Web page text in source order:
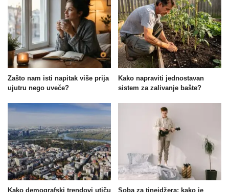
Zašto nam isti napitak više prija
ujutru nego uveče?
Kako napraviti jednostavan
sistem za zalivanje bašte?
Kako demografski trendovi utiču
Soba za tinejdžera: kako je